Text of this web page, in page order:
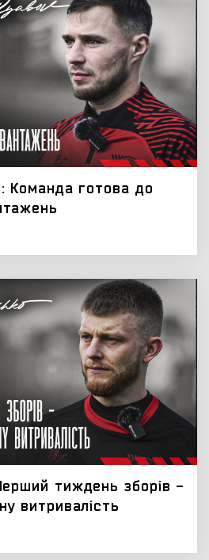
Команда готова до
тиждень зборів -
витривалість